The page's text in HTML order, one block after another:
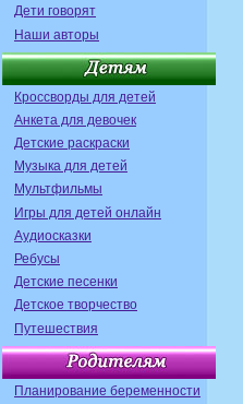
Дети говорят
Наши авторы
Кроссворды для детей
Анкета для девочек
Детские раскраски
Музыка для детей
Мультфильмы
Игры для детей онлайн
Аудиосказки
Ребусы
Детские песенки
Детское творчество
Путешествия
Планирование беременности